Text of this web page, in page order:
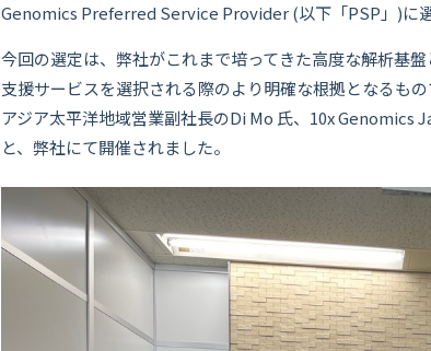
Genomics Preferred Service Provider (以下「PSP」)に選
今回の選定は、弊社がこれまで培ってきた高度な解析基
支援サービスを選択される際のより明確な根拠となるも
アジア太平洋地域営業副社長のDi Mo 氏、10x Genomics
と、弊社にて開催されました。